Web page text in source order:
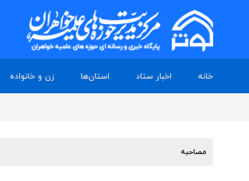
خانه اخبار ستاد استان‌ها زن و خانواده
مصاحبه